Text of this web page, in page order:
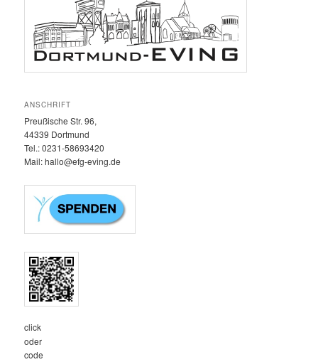
ANSCHRIFT
Preußische Str. 96,
44339 Dortmund
Tel.: 0231-58693420‬
Mail: hallo@efg-eving.de
click
oder
code